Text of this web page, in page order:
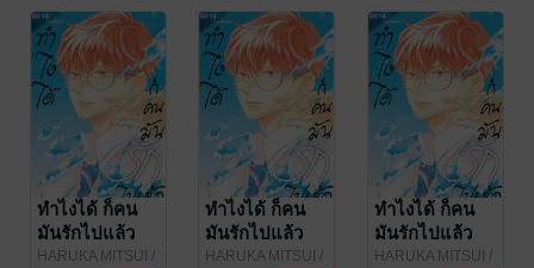
ทำไงได้ ก็คน
มันรักไปแล้ว
ตอน 16
HARUKA MITSUI /
ทำไงได้ ก็คน
มันรักไปแล้ว
ตอน 15
HARUKA MITSUI /
ทำไงได้ ก็คน
มันรักไปแล้ว
ตอน 14
HARUKA MITSUI /